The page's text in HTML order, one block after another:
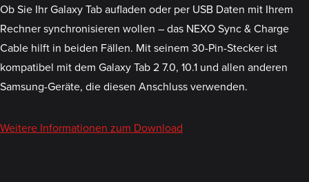
Ob Sie Ihr Galaxy Tab aufladen oder per USB Daten mit Ihrem
Rechner synchronisieren wollen – das NEXO Sync & Charge
Cable hilft in beiden Fällen. Mit seinem 30-Pin-Stecker ist
kompatibel mit dem Galaxy Tab 2 7.0, 10.1 und allen anderen
Samsung-Geräte, die diesen Anschluss verwenden.
Weitere Informationen zum Download